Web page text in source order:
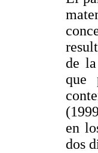
de
que
en
dos